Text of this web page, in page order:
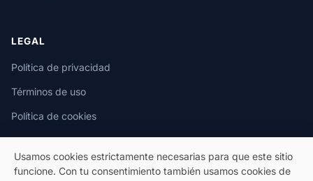
LEGAL
Política de privacidad
Términos de uso
Política de cookies
Usamos cookies estrictamente necesarias para que este sitio
funcione. Con tu consentimiento también usamos cookies de